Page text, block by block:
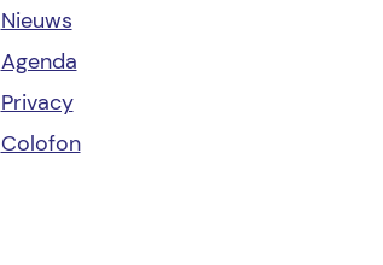
Nieuws
Agenda
Privacy
Colofon